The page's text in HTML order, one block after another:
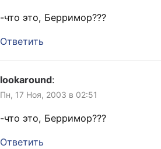
-что это, Берримор???
Ответить
lookaround:
Пн, 17 Ноя, 2003 в 02:51
-что это, Берримор???
Ответить